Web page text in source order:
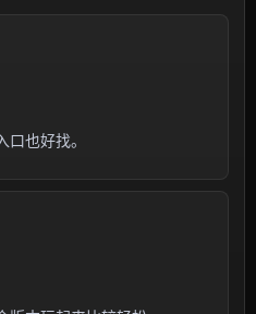
也好找。